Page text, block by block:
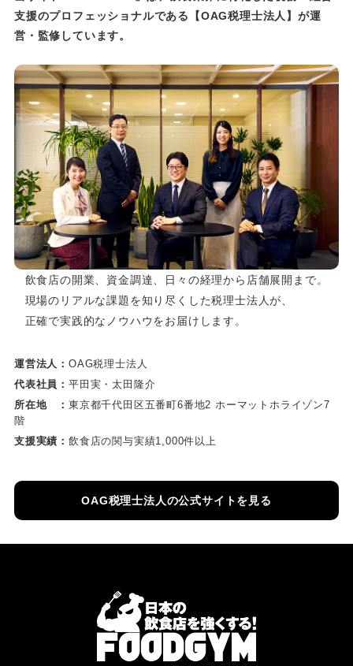
支援のプロフェッショナルである
【OAG税理士法人】が運
営・監修しています。
飲食店の開業、資金調達、日々の経理から店舗展開まで。
現場のリアルな課題を知り尽くした税理士法人が、
正確で実践的なノウハウをお届けします。
運営法人： OAG税理士法人
代表社員： 平田実・太田隆介
所在地 ： 東京都千代田区五番町6番地2 ホーマットホライゾン7
階
支援実績： 飲食店の関与実績1,000件以上
OAG税理士法人の公式サイトを見る